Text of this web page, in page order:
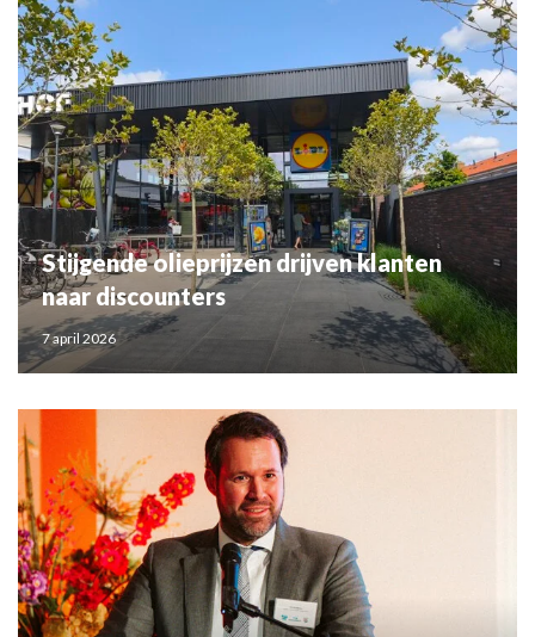
Stijgende olieprijzen drijven klanten
naar discounters
7 april 2026